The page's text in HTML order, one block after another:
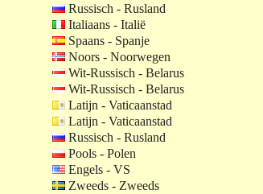
Russisch - Rusland
Italiaans - Italië
Spaans - Spanje
Noors - Noorwegen
Wit-Russisch - Belarus
Wit-Russisch - Belarus
Latijn - Vaticaanstad
Latijn - Vaticaanstad
Russisch - Rusland
Pools - Polen
Engels - VS
Zweeds - Zweeds